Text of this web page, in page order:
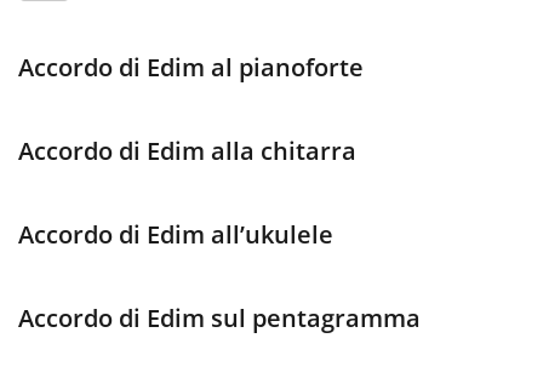
Accordo di Edim al pianoforte
Accordo di Edim alla chitarra
Accordo di Edim all’ukulele
Accordo di Edim sul pentagramma